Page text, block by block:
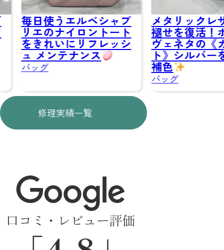
毎日使うエルベシャプ
リエのナイロントート
をきれいにリフレッシ
ュ メンテナンス
バッグ
メタリックレザー
褪せを復活！ボッ
ヴェネタの《カセ
ト》シルバーを綺
補色
バッグ
修理実績一覧